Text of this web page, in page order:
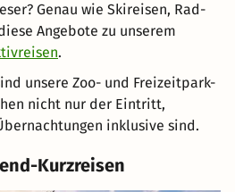
Genau wie Skireisen, Rad-
Angebote zu unserem
.
unsere Zoo- und Freizeitpark-
nicht nur der Eintritt,
inklusive sind.
Kurzreisen